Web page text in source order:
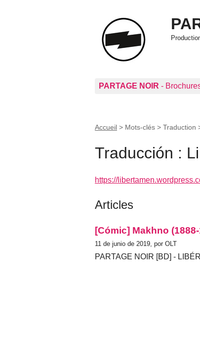
PARTAGE NOIR -
Accueil > Mots-clés > Traduction
Traducción :
https://
Articles
[Cómic] Makhno
11 de junio de 2019, por OLT
PARTAGE NOIR [BD] -